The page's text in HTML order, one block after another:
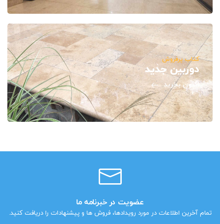
کتاب پرفروش
دوربین جدید
اکنون بخرید
عضویت در خبرنامه ما
تمام آخرین اطلاعات در مورد رویدادها، فروش ها و پیشنهادات را دریافت کنید.